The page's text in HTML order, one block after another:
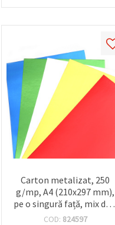
Carton metalizat, 250
g/mp, A4 (210x297 mm),
pe o singură față, mix de 5
culori – set 10 coli
COD: 824597